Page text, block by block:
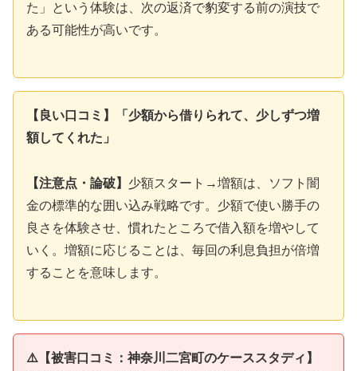
た」という体験は、次の返済で豹変する前の演技で
ある可能性が高いです。
【良い口コミ】「少額から借りられて、少しずつ増
額してくれた」
【注意点・論破】 少額スタート→増額は、ソフト闇
金の標準的な囲い込み戦略です。少額で使い勝手の
良さを体験させ、慣れたところで借入額を増やして
いく。増額に応じることは、毎回の利息負担が倍増
することを意味します。
⚠️【被害口コミ：神奈川二宮町のケーススタディ】